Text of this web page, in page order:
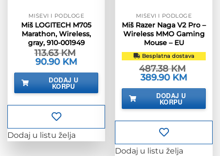
MIŠEVI I PODLOGE
Miš LOGITECH M705
Marathon, Wireless,
gray, 910-001949
113.63KM
Izvorna
cijena
bila
113.63 KM.
90.90 KM
je:
90.90 KM.
DODAJ U
KORPU
Dodaj u listu želja
MIŠEVI I PODLOGE
Miš Razer Naga V2 Pro –
Wireless MMO Gaming
Mouse – EU
Besplatna dostava
487.38KM
Izvorna
cijena
bila
487.38 KM.
389.90 KM
je:
DODAJ U
KORPU
Dodaj u listu želja